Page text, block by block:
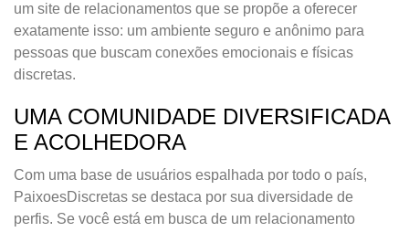
um site de relacionamentos que se propõe a oferecer
exatamente isso: um ambiente seguro e anônimo para
pessoas que buscam conexões emocionais e físicas
discretas.
UMA COMUNIDADE DIVERSIFICADA
E ACOLHEDORA
Com uma base de usuários espalhada por todo o país,
PaixoesDiscretas se destaca por sua diversidade de
perfis. Se você está em busca de um relacionamento